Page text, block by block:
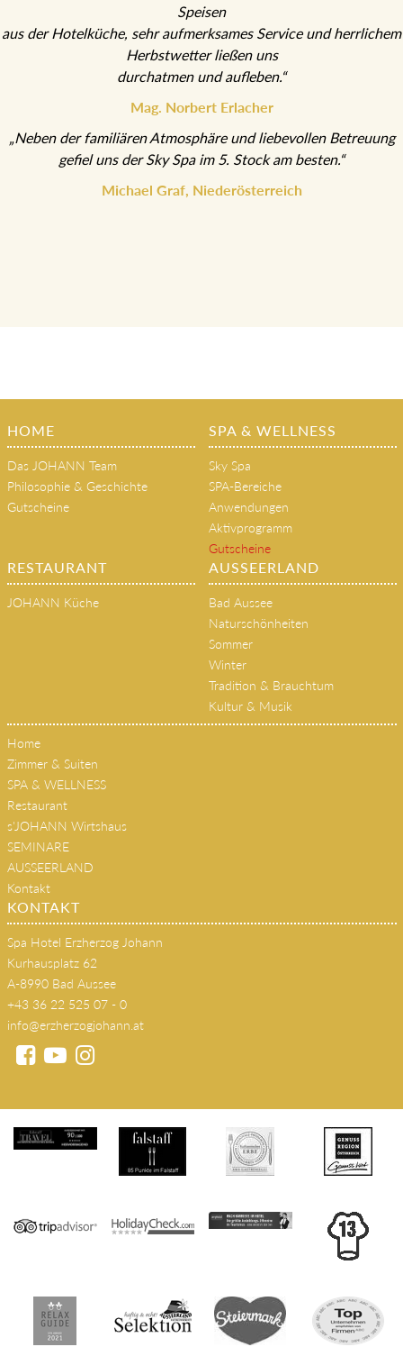
aus der Hotelküche, sehr aufmerksames Service und herrlichem
Herbstwetter ließen uns
durchatmen und aufleben.“
Mag. Norbert Erlacher
„Neben der familiären Atmosphäre und liebevollen Betreuung
gefiel uns der Sky Spa im 5. Stock am besten.“
Michael Graf, Niederösterreich
Das JOHANN Team
Philosophie & Geschichte
Gutscheine
Sky Spa
SPA-Bereiche
Anwendungen
Aktivprogramm
Gutscheine
JOHANN Küche
AUSSEERLAND
Bad Aussee
Naturschönheiten
Sommer
Winter
Tradition & Brauchtum
Kultur & Musik
Home
Zimmer & Suiten
SPA & WELLNESS
Restaurant
s'JOHANN Wirtshaus
SEMINARE
AUSSEERLAND
Kontakt
KONTAKT
Spa Hotel Erzherzog Johann
Kurhausplatz 62
A-8990 Bad Aussee
+43 36 22 525 07 - 0
info@erzherzogjohann.at